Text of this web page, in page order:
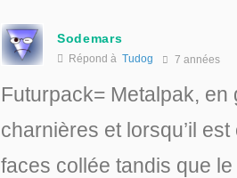
Sodemars
Répond à Tudog 7 années
Futurpack= Metalpak,
charnières et lorsqu’il
faces collée tandis que